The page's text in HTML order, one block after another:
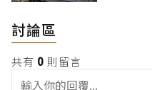
討論區
共有 0 則留言